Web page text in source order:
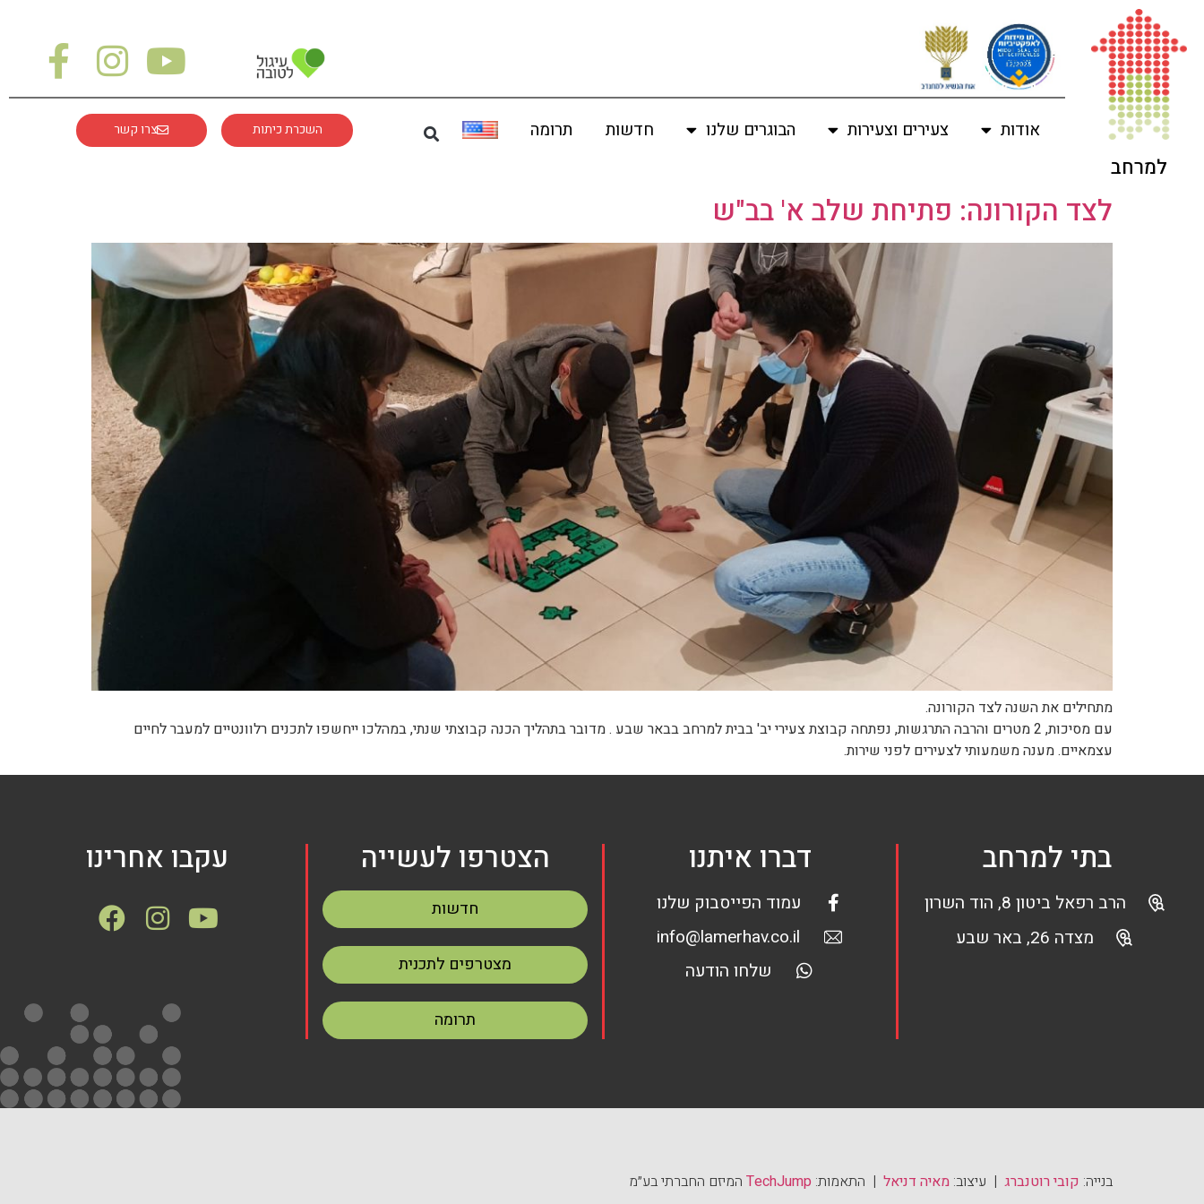
למרחב
אודות צעירים וצעירות הבוגרים שלנו חדשות תרומה השכרת כיתות צרו קשר
לצד הקורונה: פתיחת שלב א' בב"ש
מתחילים את השנה לצד הקורונה.
עם מסיכות, 2 מטרים והרבה התרגשות, נפתחה קבוצת צעירי יב' בבית למרחב בבאר שבע . מדובר בתהליך הכנה קבוצתי שנתי, במהלכו ייחשפו לתכנים רלוונטיים למעבר לחיים
עצמאיים. מענה משמעותי לצעירים לפני שירות.
בתי למרחב
הרב רפאל ביטון 8, הוד השרון
מצדה 26, באר שבע
דברו איתנו
עמוד הפייסבוק שלנו
info@lamerhav.co.il
שלחו הודעה
הצטרפו לעשייה
חדשות
מצטרפים לתכנית
תרומה
עקבו אחרינו
בנייה: קובי רוטנברג | עיצוב: מאיה דניאל | התאמות: TechJump המיזם החברתי בע״מ